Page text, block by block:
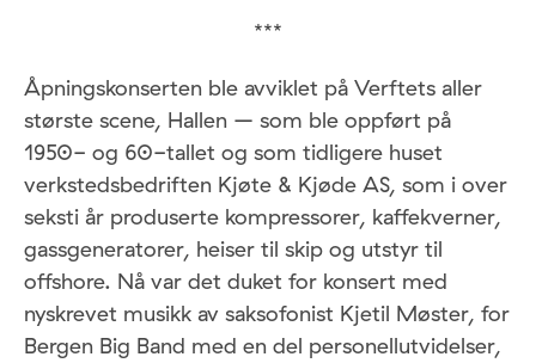
***
Åpningskonserten ble avviklet på Verftets aller
største scene, Hallen – som ble oppført på
1950- og 60-tallet og som tidligere huset
verkstedsbedriften Kjøte & Kjøde AS, som i over
seksti år produserte kompressorer, kaffekverner,
gassgeneratorer, heiser til skip og utstyr til
offshore. Nå var det duket for konsert med
nyskrevet musikk av saksofonist Kjetil Møster, for
Bergen Big Band med en del personellutvidelser,